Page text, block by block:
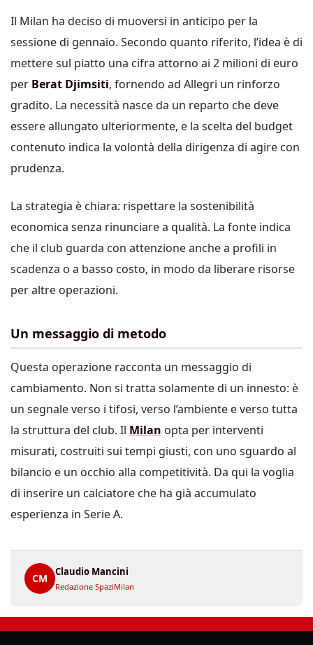
Il Milan ha deciso di muoversi in anticipo per la
sessione di gennaio. Secondo quanto riferito, l’idea è di
mettere sul piatto una cifra attorno ai 2 milioni di euro
per Berat Djimsiti, fornendo ad Allegri un rinforzo
gradito. La necessità nasce da un reparto che deve
essere allungato ulteriormente, e la scelta del budget
contenuto indica la volontà della dirigenza di agire con
prudenza.
La strategia è chiara: rispettare la sostenibilità
economica senza rinunciare a qualità. La fonte indica
che il club guarda con attenzione anche a profili in
scadenza o a basso costo, in modo da liberare risorse
per altre operazioni.
Un messaggio di metodo
Questa operazione racconta un messaggio di
cambiamento. Non si tratta solamente di un innesto: è
un segnale verso i tifosi, verso l’ambiente e verso tutta
la struttura del club. Il Milan opta per interventi
misurati, costruiti sui tempi giusti, con uno sguardo al
bilancio e un occhio alla competitività. Da qui la voglia
di inserire un calciatore che ha già accumulato
esperienza in Serie A.
CM
Claudio Mancini
Redazione SpaziMilan